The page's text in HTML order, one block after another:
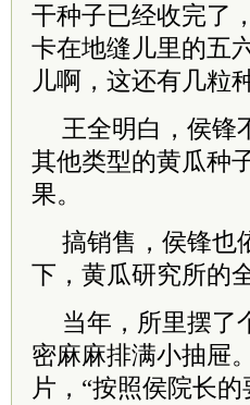
干种子已经收完了
卡在地缝儿里的五
儿啊，这还有几粒
王全明白，侯锋
其他类型的黄瓜种
果。
搞销售，侯锋也
下，黄瓜研究所的
当年，所里摆了
密麻麻排满小抽屉
片，“按照侯院长的